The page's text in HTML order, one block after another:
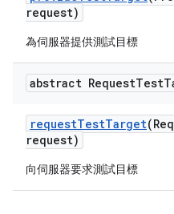
request)
為伺服器提供測試目標
abstract RequestTest
requestTestTarget
request)
向伺服器要求測試目標